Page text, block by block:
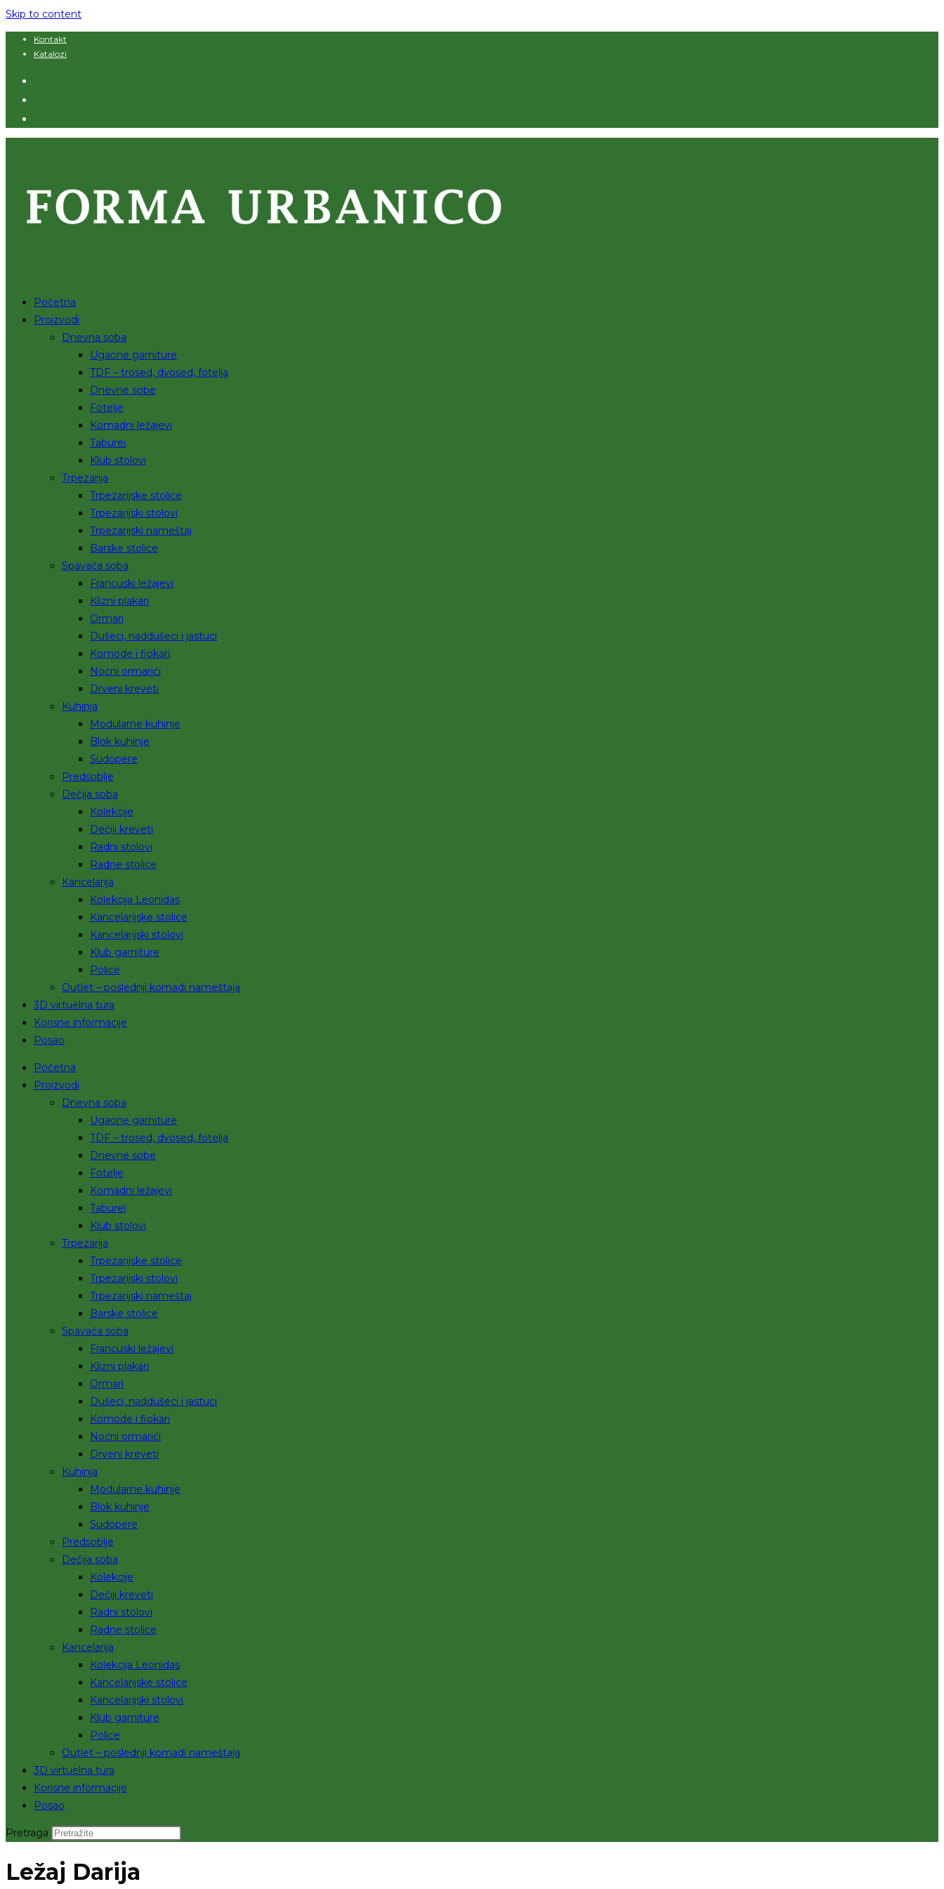
Skip to content
Kontakt
Katalozi
Početna
Proizvodi
Dnevna soba
Ugaone garniture
TDF – trosed, dvosed, fotelja
Dnevne sobe
Fotelje
Komadni ležajevi
Taburei
Klub stolovi
Trpezarija
Trpezarijske stolice
Trpezarijski stolovi
Trpezarijski nameštaj
Barske stolice
Spavaća soba
Francuski ležajevi
Klizni plakari
Ormari
Dušeci, naddušeci i jastuci
Komode i fiokari
Noćni ormarići
Drveni kreveti
Kuhinja
Modularne kuhinje
Blok kuhinje
Sudopere
Predsoblje
Dečija soba
Kolekcije
Dečiji kreveti
Radni stolovi
Radne stolice
Kancelarija
Kolekcija Leonidas
Kancelarijske stolice
Kancelarijski stolovi
Klub garniture
Police
Outlet – poslednji komadi nameštaja
3D virtuelna tura
Korisne informacije
Posao
Početna
Proizvodi
Dnevna soba
Ugaone garniture
TDF – trosed, dvosed, fotelja
Dnevne sobe
Fotelje
Komadni ležajevi
Taburei
Klub stolovi
Trpezarija
Trpezarijske stolice
Trpezarijski stolovi
Trpezarijski nameštaj
Barske stolice
Spavaća soba
Francuski ležajevi
Klizni plakari
Ormari
Dušeci, naddušeci i jastuci
Komode i fiokari
Noćni ormarići
Drveni kreveti
Kuhinja
Modularne kuhinje
Blok kuhinje
Sudopere
Predsoblje
Dečija soba
Kolekcije
Dečiji kreveti
Radni stolovi
Radne stolice
Kancelarija
Kolekcija Leonidas
Kancelarijske stolice
Kancelarijski stolovi
Klub garniture
Police
Outlet – poslednji komadi nameštaja
3D virtuelna tura
Korisne informacije
Posao
Pretraga
Ležaj Darija